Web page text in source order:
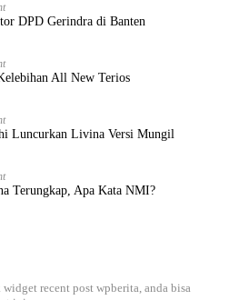
DPD Gerindra di Banten
All New Terios
Luncurkan Livina Versi Mungil
Terungkap, Apa Kata NMI?
recent post wpberita, anda bisa